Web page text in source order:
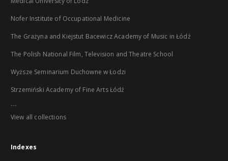
Nofer Institute of Occupational Medicine
The Grażyna and Kiejstut Bacewicz Academy of Music in Łódź
The Polish National Film, Television and Theatre School
Wyższe Seminarium Duchowne w Łodzi
Strzemiński Academy of Fine Arts Łódź
...
View all collections
Indexes